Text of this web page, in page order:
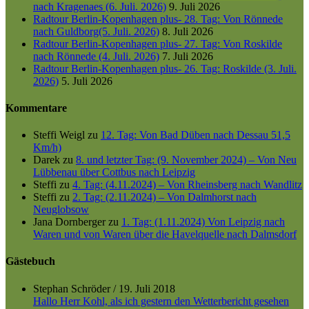
nach Kragenaes (6. Juli. 2026) 9. Juli 2026
Radtour Berlin-Kopenhagen plus- 28. Tag: Von Rönnede
nach Guldborg(5. Juli. 2026) 8. Juli 2026
Radtour Berlin-Kopenhagen plus- 27. Tag: Von Roskilde
nach Rönnede (4. Juli. 2026) 7. Juli 2026
Radtour Berlin-Kopenhagen plus- 26. Tag: Roskilde (3. Juli.
2026) 5. Juli 2026
Kommentare
Steffi Weigl zu 12. Tag: Von Bad Düben nach Dessau 51,5
Km/h)
Darek zu 8. und letzter Tag: (9. November 2024) – Von Neu
Lübbenau über Cottbus nach Leipzig
Steffi zu 4. Tag: (4.11.2024) – Von Rheinsberg nach Wandlitz
Steffi zu 2. Tag: (2.11.2024) – Von Dalmhorst nach
Neuglobsow
Jana Dornbergerzu 1. Tag: (1.11.2024) Von Leipzig nach
Waren und von Waren über die Havelquelle nach Dalmsdorf
Gästebuch
Stephan Schröder/ 19. Juli 2018
Hallo Herr Kohl, als ich gestern den Wetterbericht gesehen